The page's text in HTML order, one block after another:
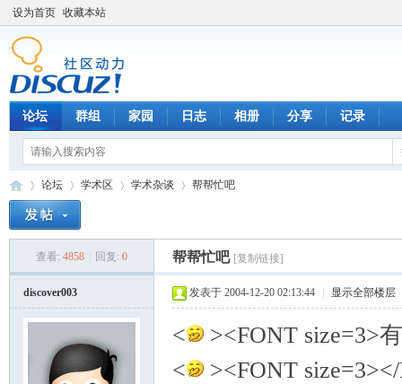
设为首页 收藏本站
论坛 群组 家园 日志 相册 分享 记录
论坛
›
学术区
›
学术杂谈
›
帮帮忙吧
查看: 4858 回复: 0 帮帮忙吧 [复制链接]
discover003 发表于 2004-12-20 02:13:44 显示全部楼层
<
><FONT size=3>
<
><FONT